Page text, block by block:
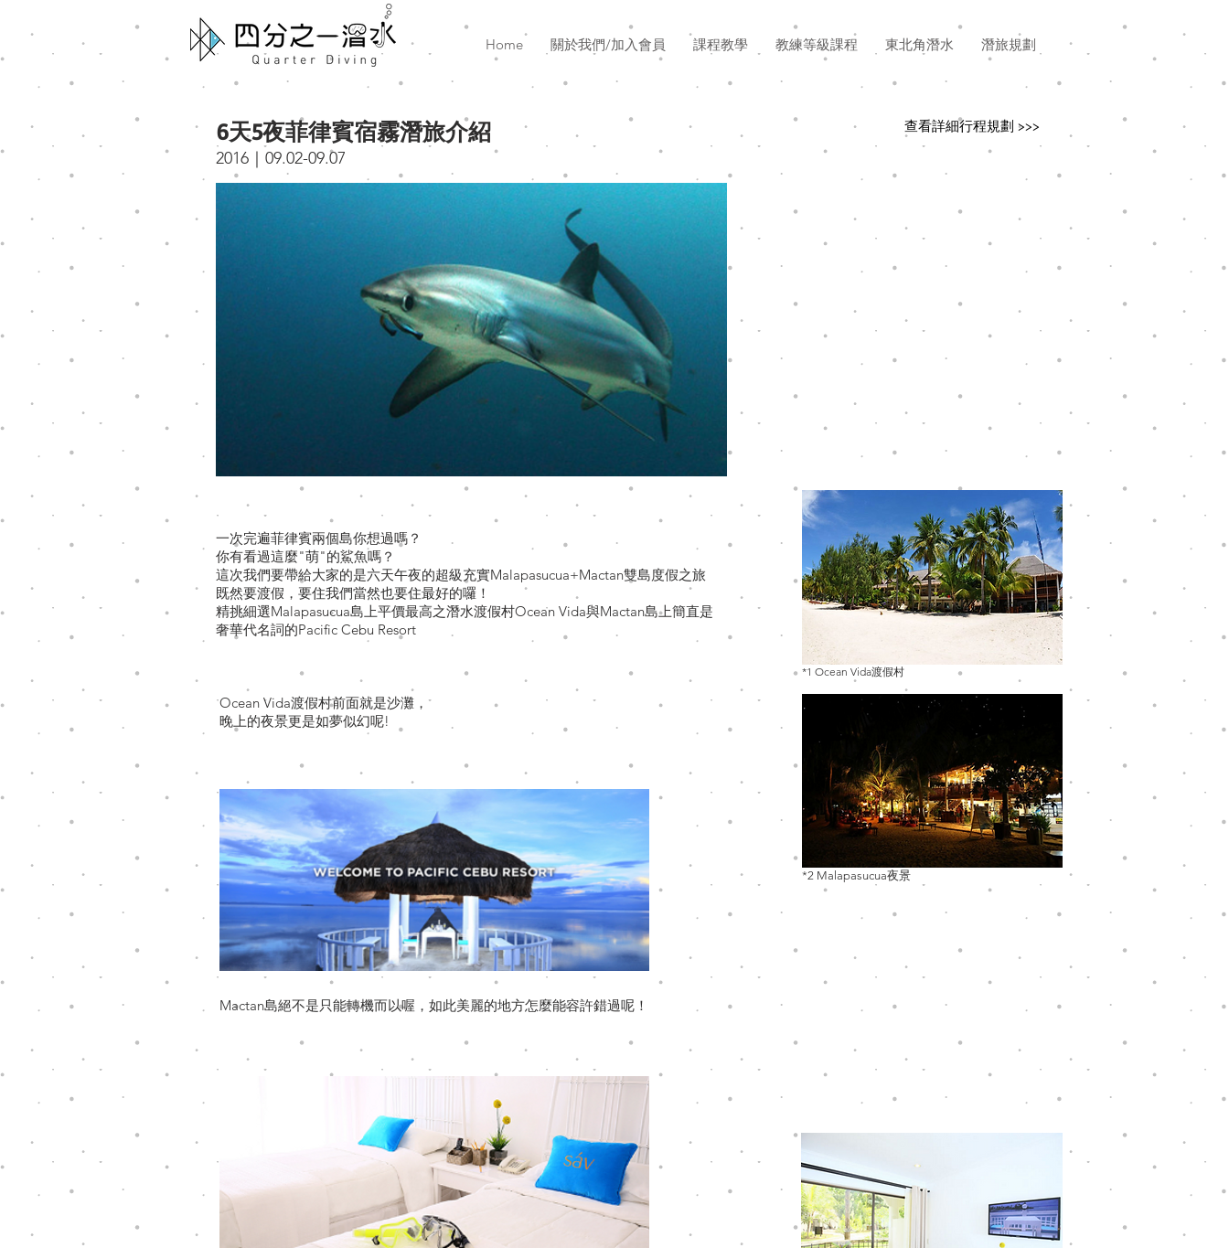
Home 關於我們/加入會員 課程教學 教練等級課程 東北角潛水 潛旅規劃
6天5夜菲律賓宿霧潛旅介紹
2016｜09.02-09.07
查看詳細行程規劃 >>>
一次完遍菲律賓兩個島你想過嗎？
你有看過這麼"萌"的鯊魚嗎？
這次我們要帶給大家的是六天午夜的超級充實Malapasucua+Mactan雙島度假之旅
既然要渡假，要住我們當然也要住最好的囉！
精挑細選Malapasucua島上平價最高之潛水渡假村Ocean Vida與Mactan島上簡直是
奢華代名詞的Pacific Cebu Resort
*1 Ocean Vida渡假村
Ocean Vida渡假村前面就是沙灘，
晚上的夜景更是如夢似幻呢!
*2 Malapasucua夜景
Mactan島絕不是只能轉機而以喔，如此美麗的地方怎麼能容許錯過呢！